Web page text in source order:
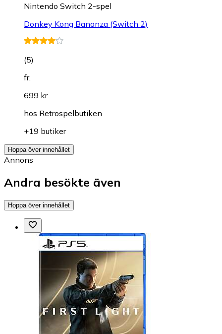
Nintendo Switch 2-spel
Donkey Kong Bananza (Switch 2)
(5)
fr.
699 kr
hos Retrospelbutiken
+19 butiker
Hoppa över innehållet
Annons
Andra besökte även
Hoppa över innehållet